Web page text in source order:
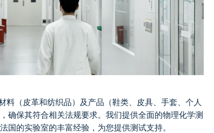
料（皮革和纺织品）及产品（鞋类、皮具、手套、个人
确保其符合相关法规要求。我们提供全面的物理化学测
国的实验室的丰富经验，为您提供测试支持。